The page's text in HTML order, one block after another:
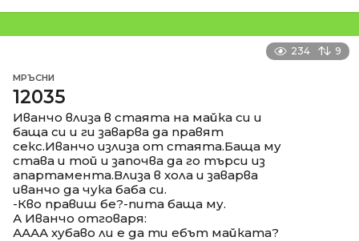
234 9
МРЪСНИ
12035
Иванчо влиза в стаята на майка си и
баща си и ги заварва да правят
секс.Иванчо излиза от стаята.Баща му
става и той и започва да го търси из
апартамента.Влиза в хола и заварва
иванчо да чука баба си.
-Кво правиш бе?-пита баща му.
А Иванчо отговаря:
АААА хубаво ли е да ти ебът майката?